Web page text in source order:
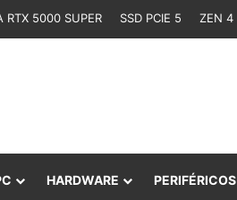
RTX 5000 SUPER SSD PCIE 5 ZEN 4
HARDWARE PERIFÉRICOS